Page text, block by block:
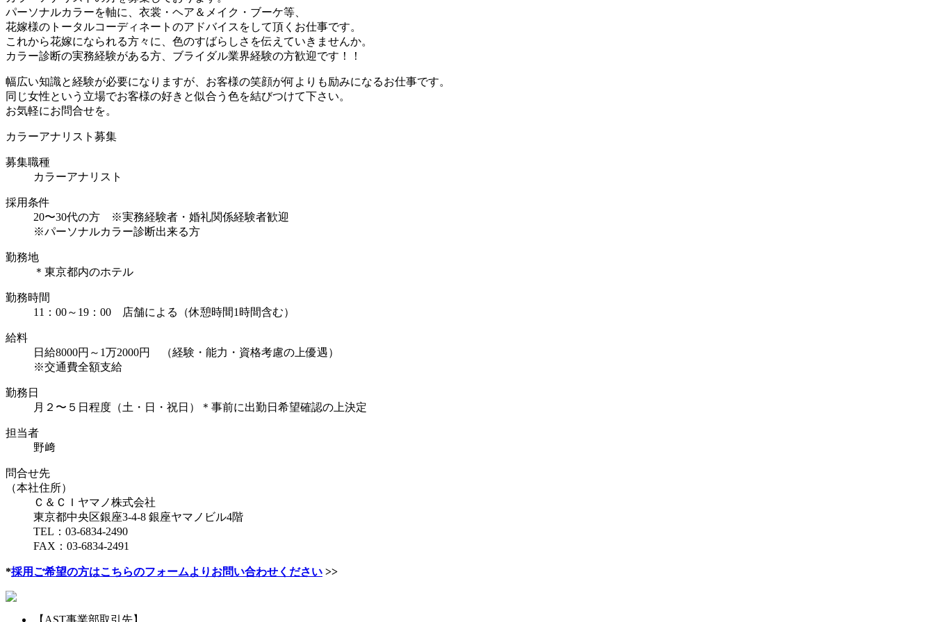
パーソナルカラーを軸に、衣裳・ヘア＆メイク・ブーケ等、
花嫁様のトータルコーディネートのアドバイスをして頂くお仕事です。
これから花嫁になられる方々に、色のすばらしさを伝えていきませんか。
カラー診断の実務経験がある方、ブライダル業界経験の方歓迎です！！
幅広い知識と経験が必要になりますが、お客様の笑顔が何よりも励みになるお仕事です。
同じ女性という立場でお客様の好きと似合う色を結びつけて下さい。
お気軽にお問合せを。
カラーアナリスト募集
募集職種
カラーアナリスト
採用条件
20〜30代の方 ※実務経験者・婚礼関係経験者歓迎
※パーソナルカラー診断出来る方
勤務地
＊東京都内のホテル
勤務時間
11：00～19：00 店舗による（休憩時間1時間含む）
給料
日給8000円～1万2000円 （経験・能力・資格考慮の上優遇）
※交通費全額支給
勤務日
月２〜５日程度（土・日・祝日）＊事前に出勤日希望確認の上決定
担当者
野﨑
問合せ先
（本社住所）
Ｃ＆ＣＩヤマノ株式会社
東京都中央区銀座3-4-8 銀座ヤマノビル4階
TEL：03-6834-2490
FAX：03-6834-2491
*採用ご希望の方はこちらのフォームよりお問い合わせください >>